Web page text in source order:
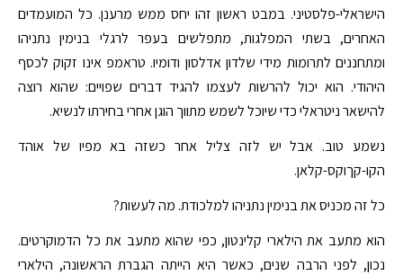
הישראלי-פלסטיני. במבט ראשון זהו יחס ממש מרענן. כל המועמדים
האחרים, בשתי המפלגות, מתפלשים בעפר לרגלי בנימין נתניהו
ומתחננים לתרומות מידי שלדון אדלסון ודומיו. טראמפ אינו זקוק לכסף
היהודי. הוא יכול להרשות לעצמו להגיד דברים שפויים: שהוא רוצה
להישאר ניטראלי כדי שיוכל לשמש מתווך הוגן אחרי בחירתו לנשיא.
נשמע טוב. אבל יש לזה צליל אחר כשזה בא מפיו של אוהד
הקו-קךוקס-קלאן.
כל זה מכניס את בנימין נתניהו למלכודת. מה לעשות?
הוא מתעב את הילארי קלינטון, כפי שהוא מתעב את כל הדמוקרטים.
נכון, לפני הרבה שנים, כאשר היא הייתה הגברת הראשונה, הילארי